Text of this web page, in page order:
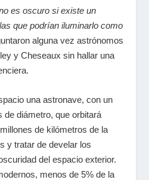
es oscuro si existe un
que podrían iluminarlo como
alguna vez astrónomos
y Cheseaux sin hallar una
una astronave, con un
de diámetro, que orbitará
de kilómetros de la
y tratar de develar los
del espacio exterior.
menos de 5% de la